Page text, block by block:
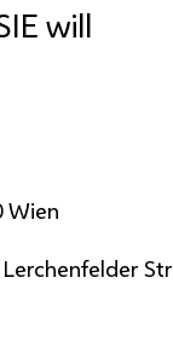
will
Wien